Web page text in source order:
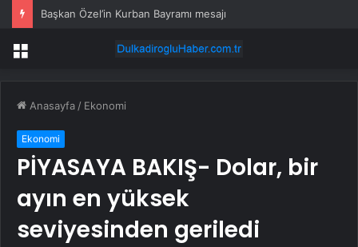
Başkan Özel’in Kurban Bayramı mesajı
Menü
Anasayfa / Ekonomi
Ekonomi
PİYASAYA BAKIŞ- Dolar, bir
ayın en yüksek
seviyesinden geriledi